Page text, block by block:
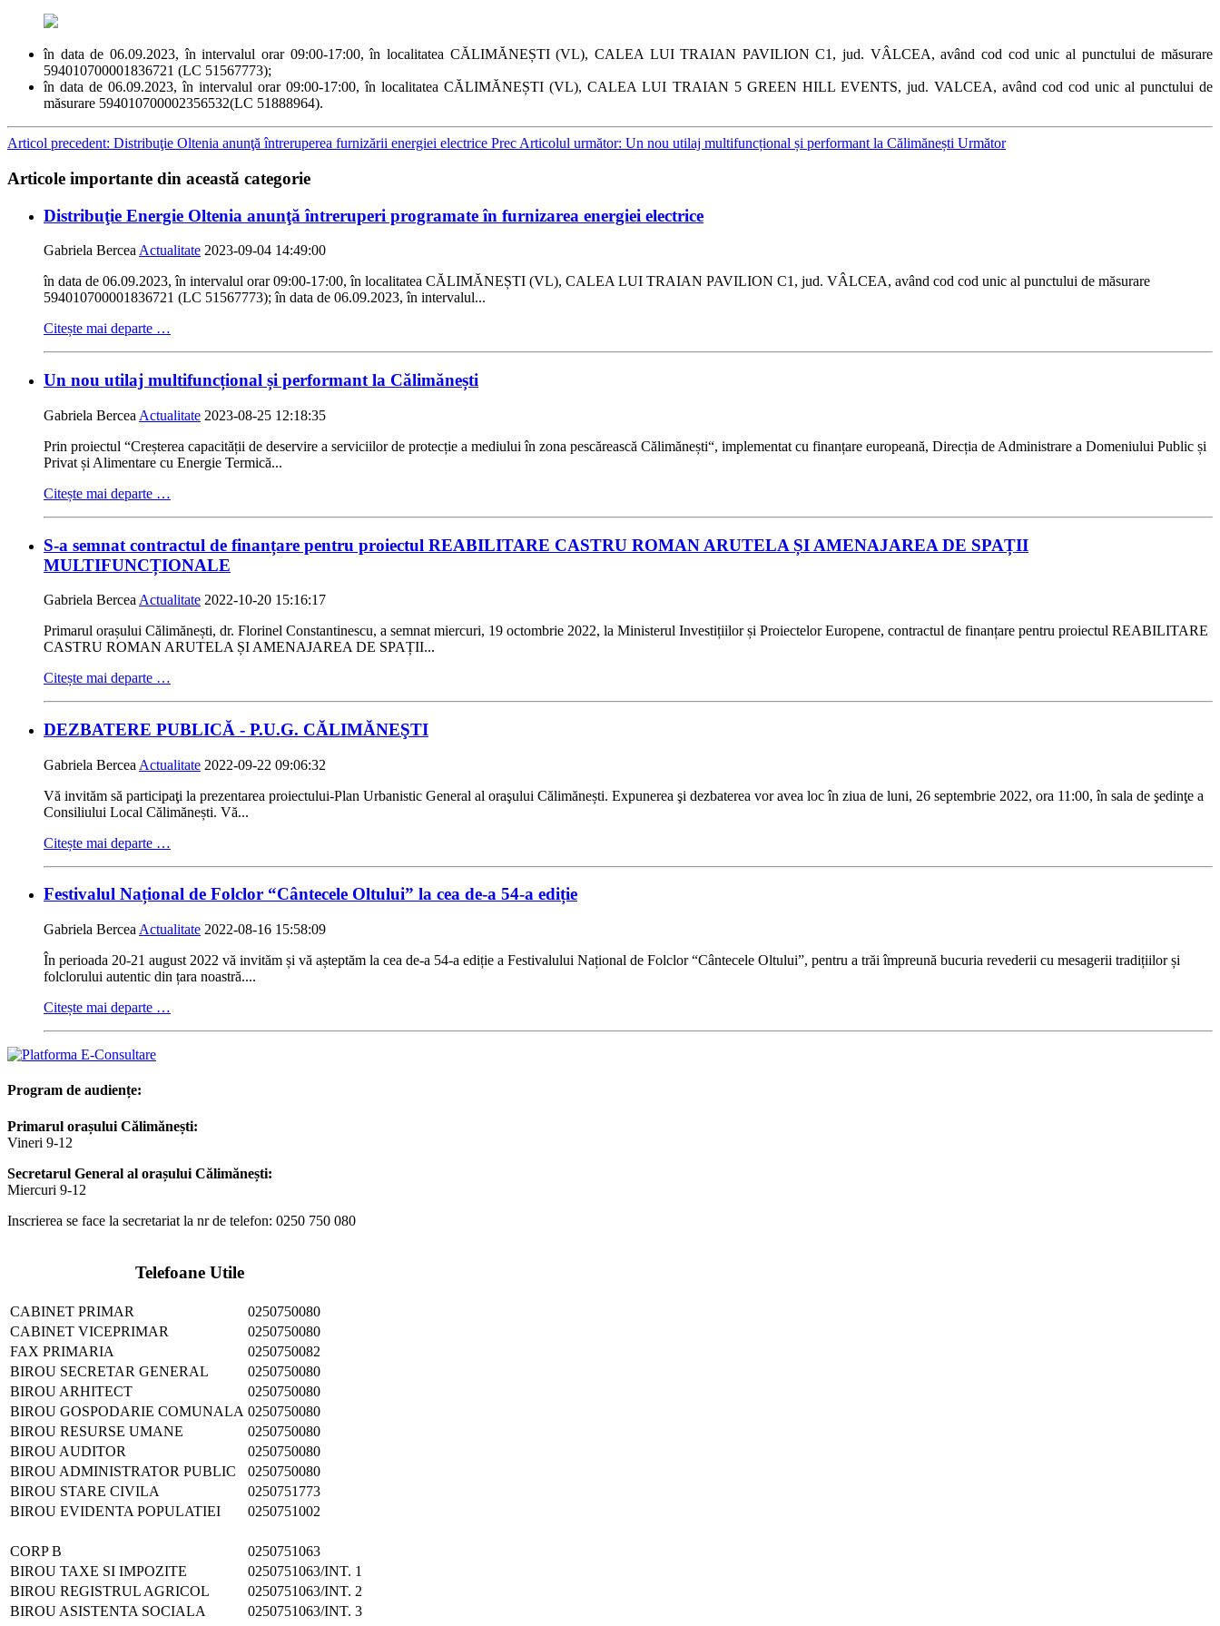
în data de 06.09.2023, în intervalul orar 09:00-17:00, în localitatea CĂLIMĂNEȘTI (VL), CALEA LUI TRAIAN PAVILION C1, jud. VÂLCEA, având cod cod unic al punctului de măsurare
594010700001836721 (LC 51567773);
în data de 06.09.2023, în intervalul orar 09:00-17:00, în localitatea CĂLIMĂNEȘTI (VL), CALEA LUI TRAIAN 5 GREEN HILL EVENTS, jud. VALCEA, având cod cod unic al punctului de
măsurare 594010700002356532(LC 51888964).
Articol precedent: Distribuţie Oltenia anunţă întreruperea furnizării energiei electrice Prec Articolul următor: Un nou utilaj multifuncțional și performant la Călimănești Următor
Articole importante din această categorie
Distribuţie Energie Oltenia anunţă întreruperi programate în furnizarea energiei electrice
Gabriela BerceaActualitate 2023-09-04 14:49:00
în data de 06.09.2023, în intervalul orar 09:00-17:00, în localitatea CĂLIMĂNEȘTI (VL), CALEA LUI TRAIAN PAVILION C1, jud. VÂLCEA, având cod cod unic al punctului de măsurare
594010700001836721 (LC 51567773); în data de 06.09.2023, în intervalul...
Citește mai departe …
Un nou utilaj multifuncțional și performant la Călimănești
Gabriela Bercea Actualitate 2023-08-25 12:18:35
Prin proiectul “Creșterea capacității de deservire a serviciilor de protecție a mediului în zona pescărească Călimănești“, implementat cu finanțare europeană, Direcția de Administrare a Domeniului Public și
Privat și Alimentare cu Energie Termică...
Citește mai departe …
S-a semnat contractul de finanțare pentru proiectul REABILITARE CASTRU ROMAN ARUTELA ȘI AMENAJAREA DE SPAȚII
MULTIFUNCȚIONALE
Gabriela Bercea Actualitate 2022-10-20 15:16:17
Primarul orașului Călimănești, dr. Florinel Constantinescu, a semnat miercuri, 19 octombrie 2022, la Ministerul Investițiilor și Proiectelor Europene, contractul de finanțare pentru proiectul REABILITARE
CASTRU ROMAN ARUTELA ȘI AMENAJAREA DE SPAȚII...
Citește mai departe …
DEZBATERE PUBLICĂ - P.U.G. CĂLIMĂNEŞTI
Gabriela Bercea Actualitate 2022-09-22 09:06:32
Vă invităm să participaţi la prezentarea proiectului-Plan Urbanistic General al oraşului Călimănești. Expunerea şi dezbaterea vor avea loc în ziua de luni, 26 septembrie 2022, ora 11:00, în sala de şedinţe a
Consiliului Local Călimănești. Vă...
Citește mai departe …
Festivalul Național de Folclor “Cântecele Oltului” la cea de-a 54-a ediție
Gabriela Bercea Actualitate 2022-08-16 15:58:09
În perioada 20-21 august 2022 vă invităm și vă așteptăm la cea de-a 54-a ediție a Festivalului Național de Folclor “Cântecele Oltului”, pentru a trăi împreună bucuria revederii cu mesagerii tradițiilor și
folclorului autentic din țara noastră....
Citește mai departe …
Program de audiențe:
Primarul orașului Călimănești:
Vineri 9-12
Secretarul General al orașului Călimănești:
Miercuri 9-12
Inscrierea se face la secretariat la nr de telefon: 0250 750 080
Telefoane Utile
CABINET PRIMAR
0250750080
CABINET VICEPRIMAR
0250750080
FAX PRIMARIA
0250750082
BIROU SECRETAR GENERAL
0250750080
BIROU ARHITECT
0250750080
BIROU GOSPODARIE COMUNALA 0250750080
BIROU RESURSE UMANE
0250750080
BIROU AUDITOR
0250750080
BIROU ADMINISTRATOR PUBLIC
0250750080
BIROU STARE CIVILA
0250751773
BIROU EVIDENTA POPULATIEI
0250751002
CORP B
0250751063
BIROU TAXE SI IMPOZITE
0250751063/INT. 1
BIROU REGISTRUL AGRICOL
0250751063/INT. 2
BIROU ASISTENTA SOCIALA
0250751063/INT. 3